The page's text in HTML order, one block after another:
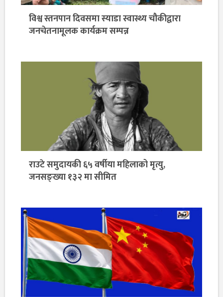
विश्व स्तनपान दिवसमा स्याडा स्वास्थ्य चौकीद्वारा
जनचेतनामूलक कार्यक्रम सम्पन्न
राउटे समुदायकी ६५ वर्षीया महिलाको मृत्यु,
जनसङ्ख्या १३२ मा सीमित